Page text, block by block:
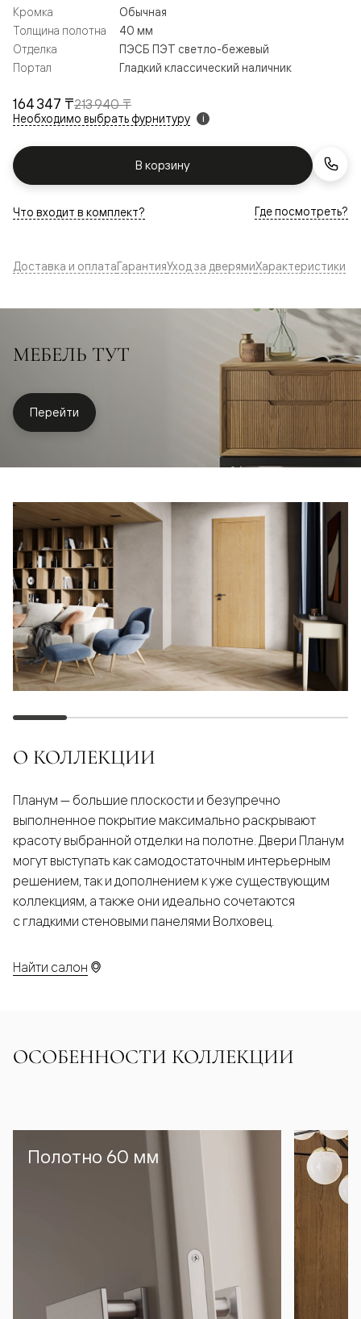
164 347 ₸213 940 ₸
Необходимо выбрать фурнитуру i
В корзину
Кромка
Обычная
Толщина полотна
40 мм
Отделка
ПЭСБ ПЭТ светло-бежевый
Портал
Гладкий классический наличник
Что входит в комплект? Где посмотреть?
Доставка и оплатаГарантияУход за дверямиХарактеристики
МЕБЕЛЬ ТУТ
Перейти
О КОЛЛЕКЦИИ
Планум — большие плоскости и безупречно
выполненное покрытие максимально раскрывают
красоту выбранной отделки на полотне. Двери Планум
могут выступать как самодостаточным интерьерным
решением, так и дополнением к уже существующим
коллекциям, а также они идеально сочетаются
с гладкими стеновыми панелями Волховец.
Найти салон
ОСОБЕННОСТИ КОЛЛЕКЦИИ
Полотно 60 мм